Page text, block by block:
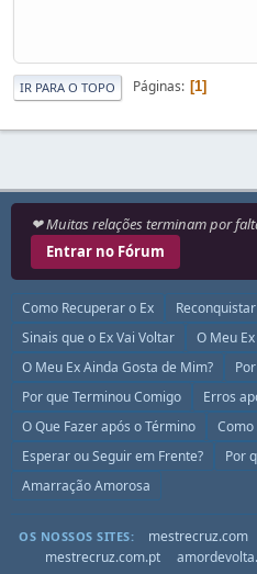
IR PARA O TOPO Páginas 1
❤ Muitas relações terminam por
Entrar no Fórum
Como Recuperar o Ex
Sinais que o Ex Vai Voltar
O Meu
O Meu Ex Ainda Gosta de Mim?
Por que Terminou Comigo
Erros
O Que Fazer após o Término
Como
Esperar ou Seguir em Frente?
Por
Amarração Amorosa
OS NOSSOS SITES: mestrecruz.com
mestrecruz.com.pt